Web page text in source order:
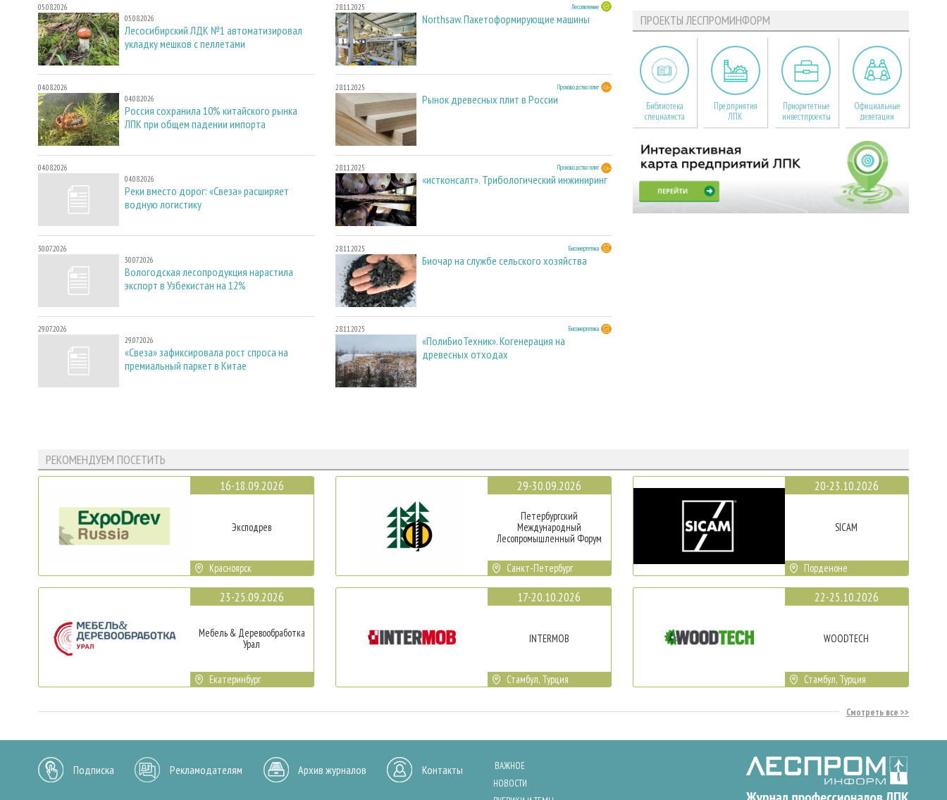
05.08.2026
05.08.2026
Лесосибирский ЛДК №1 автоматизировал
укладку мешков с пеллетами
04.08.2026
04.08.2026
Россия сохранила 10% китайского рынка
ЛПК при общем падении импорта
04.08.2026
04.08.2026
Реки вместо дорог: «Свеза» расширяет
водную логистику
30.07.2026
30.07.2026
Вологодская лесопродукция нарастила
экспорт в Узбекистан на 12%
29.07.2026
29.07.2026
«Свеза» зафиксировала рост спроса на
премиальный паркет в Китае
28.11.2025 Лесопиление
Northsaw. Пакетоформирующие машины
28.11.2025 Производство плит
Рынок древесных плит в России
28.11.2025 Производство плит
«истконсалт». Трибологический инжиниринг
28.11.2025 Биоэнергетика
Биочар на службе сельского хозяйства
28.11.2025 Биоэнергетика
«ПолиБиоТехник». Когенерация на
древесных отходах
ПРОЕКТЫ ЛЕСПРОМИНФОРМ
Библиотека
специалиста
Предприятия
ЛПК
Приоритетные
инвестпроекты
Официальные
делегации
РЕКОМЕНДУЕМ ПОСЕТИТЬ
16-18.09.2026
Эксподрев
Красноярск
23-25.09.2026
Мебель & Деревообработка
Урал
Екатеринбург
29-30.09.2026
Петербургский
Международный
Лесопромышленный Форум
Санкт-Петербург
17-20.10.2026
INTERMOB
Стамбул, Турция
20-23.10.2026
SICAM
Порденоне
22-25.10.2026
WOODTECH
Стамбул, Турция
Смотреть все
Подписка Рекламодателям Архив журналов Контакты
ВАЖНОЕ
НОВОСТИ